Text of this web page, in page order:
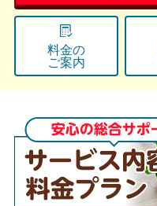
料金の
ご案内